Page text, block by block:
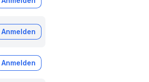
Anmelden
Anmelden